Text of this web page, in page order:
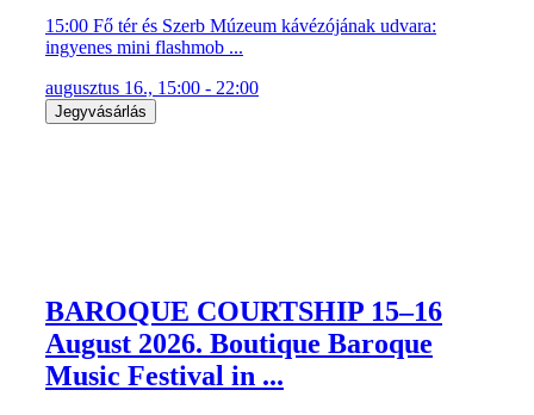
15:00 Fő tér és Szerb Múzeum kávézójának udvara:
ingyenes mini flashmob ...
augusztus 16., 15:00 - 22:00
Jegyvásárlás
BAROQUE COURTSHIP 15–16
August 2026. Boutique Baroque
Music Festival in ...